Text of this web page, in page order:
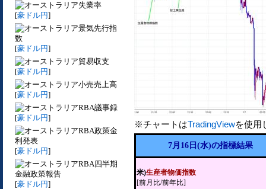
失業率
[豪ドル円]
景気先行指
数
[豪ドル円]
貿易収支
[豪ドル円]
小売売上高
[豪ドル円]
RBA議事録
[豪ドル円]
RBA政策金
利発表
[豪ドル円]
RBA四半期
金融政策報告
[豪ドル円]
※チャートはTradingViewを使用
7月16日(水)の指標結果
米)生産者物価指数
[前月比/前年比]